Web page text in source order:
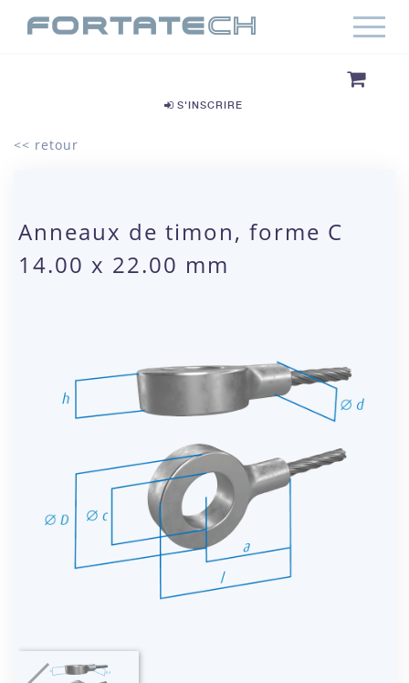
S'INSCRIRE
<< retour
Anneaux de timon, forme C
14.00 x 22.00 mm